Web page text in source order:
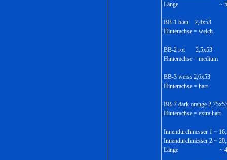
Länge ~
BB-1 blau 2,4x53
Hinterachse = weich
BB-2 rot 2,5x53
Hinterachse = medium
BB-3 weiss 2,6x53
Hinterachse = hart
BB-7 dark orange
Hinterachse = extra hart
Innendurchmesser 1 ~
Innendurchmesser 2 ~
Länge ~